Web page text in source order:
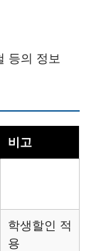
등의 정보
비고
학생할인 적
용